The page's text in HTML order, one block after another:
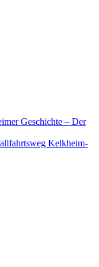
Geschichte – Der
Kelkheim-